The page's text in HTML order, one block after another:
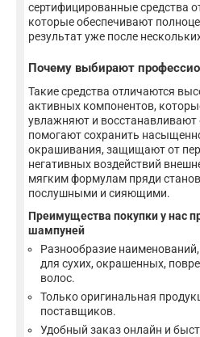
сертифицированные средства
которые обеспечивают
результат уже после
Почему выбирают
Такие средства отличаются
активных компонентов,
увлажняют и восстанавливают
помогают сохранить
окрашивания, защищают от
негативных воздействий
мягким формулам пряди
послушными и сияющими.
Преимущества покупки у нас
шампуней
Разнообразие
для сухих, окрашенных,
волос.
Только оригинальная
поставщиков.
Удобный заказ онлайн и